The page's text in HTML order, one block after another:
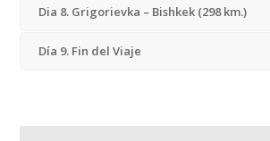
Dia 8. Grigorievka – Bishkek (298 km.)
Día 9. Fin del Viaje